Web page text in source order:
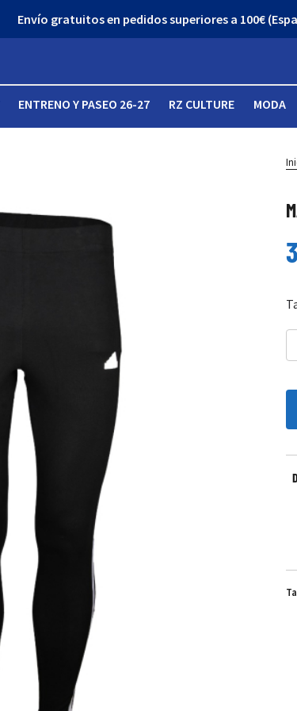
Envío gratuitos en pedidos superiores a 100€
ENTRENO Y PASEO 26-27 RZ CULTURE MODA